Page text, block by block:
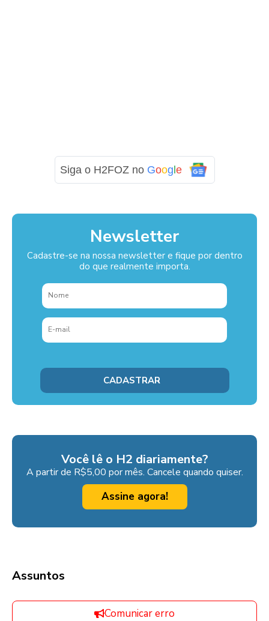
Siga o H2FOZ no Goog e
Newsletter
Cadastre-se na nossa newsletter e fique por dentro
do que realmente importa.
Você lê o H2 diariamente?
A partir de R$5,00 por mês. Cancele quando quiser.
Assine agora!
Assuntos
Comunicar erro